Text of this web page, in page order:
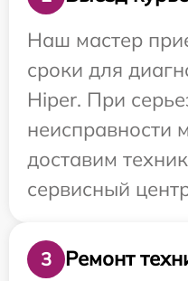
Наш мастер
сроки для
Hiper. При
неисправности
доставим
сервисный
3
Ремонт